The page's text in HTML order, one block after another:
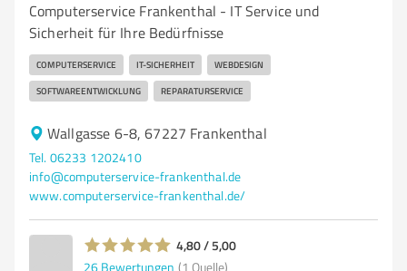
Computerservice Frankenthal - IT Service und
Sicherheit für Ihre Bedürfnisse
COMPUTERSERVICE IT-SICHERHEIT WEBDESIGN
SOFTWAREENTWICKLUNG REPARATURSERVICE
Wallgasse 6-8, 67227 Frankenthal
Tel. 06233 1202410
info@computerservice-frankenthal.de
www.computerservice-frankenthal.de/
4,80 / 5,00
26 Bewertungen (1 Quelle)